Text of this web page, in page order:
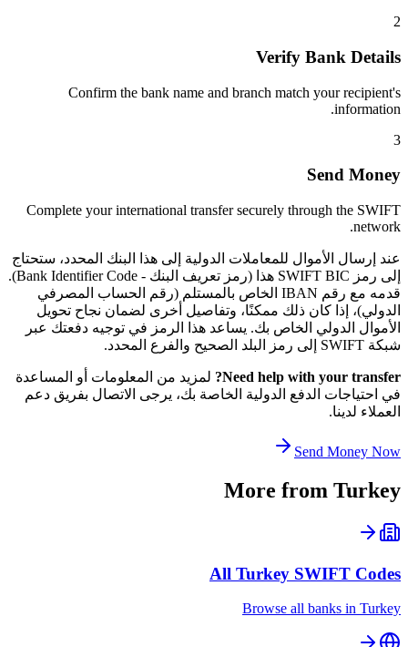
2
Verify Bank Details
Confirm the bank name and branch match your recipient's
information.
3
Send Money
Complete your international transfer securely through the SWIFT
network.
عند إرسال الأموال للمعاملات الدولية إلى هذا البنك المحدد، ستحتاج
إلى رمز SWIFT BIC هذا (رمز تعريف البنك - Bank Identifier Code).
قدمه مع رقم IBAN الخاص بالمستلم (رقم الحساب المصرفي
الدولي)، إذا كان ذلك ممكنًا، وتفاصيل أخرى لضمان نجاح تحويل
الأموال الدولي الخاص بك. يساعد هذا الرمز في توجيه دفعتك عبر
شبكة SWIFT إلى رمز البلد الصحيح والفرع المحدد.
Need help with your transfer?
لمزيد من المعلومات أو المساعدة
في احتياجات الدفع الدولية الخاصة بك، يرجى الاتصال بفريق دعم
العملاء لدينا.
Send Money Now
More from Turkey
All Turkey SWIFT Codes
Browse all banks in Turkey